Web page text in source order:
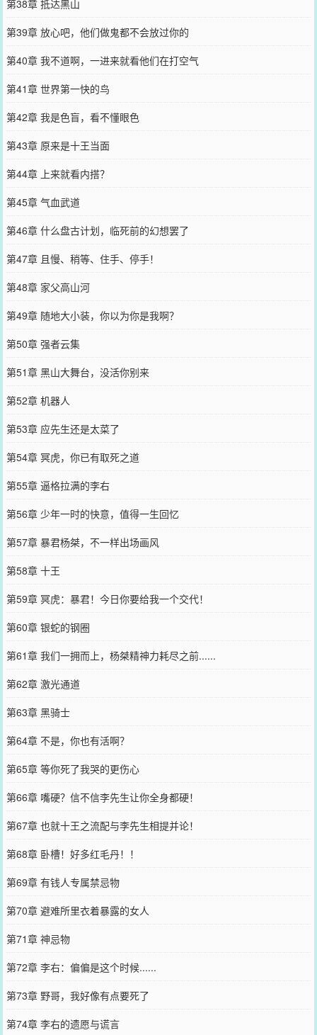
第38章 抵达黑山
第39章 放心吧，他们做鬼都不会放过你的
第40章 我不道啊，一进来就看他们在打空气
第41章 世界第一快的鸟
第42章 我是色盲，看不懂眼色
第43章 原来是十王当面
第44章 上来就看内搭？
第45章 气血武道
第46章 什么盘古计划，临死前的幻想罢了
第47章 且慢、稍等、住手、停手！
第48章 家父高山河
第49章 随地大小装，你以为你是我啊？
第50章 强者云集
第51章 黑山大舞台，没活你别来
第52章 机器人
第53章 应先生还是太菜了
第54章 冥虎，你已有取死之道
第55章 逼格拉满的李右
第56章 少年一时的快意，值得一生回忆
第57章 暴君杨桀，不一样出场画风
第58章 十王
第59章 冥虎：暴君！今日你要给我一个交代！
第60章 银蛇的钢圈
第61章 我们一拥而上，杨桀精神力耗尽之前......
第62章 激光通道
第63章 黑骑士
第64章 不是，你也有活啊？
第65章 等你死了我哭的更伤心
第66章 嘴硬？信不信李先生让你全身都硬！
第67章 也就十王之流配与李先生相提并论！
第68章 卧槽！好多红毛丹！！
第69章 有钱人专属禁忌物
第70章 避难所里衣着暴露的女人
第71章 神忌物
第72章 李右：偏偏是这个时候......
第73章 野哥，我好像有点要死了
第74章 李右的遗愿与谎言